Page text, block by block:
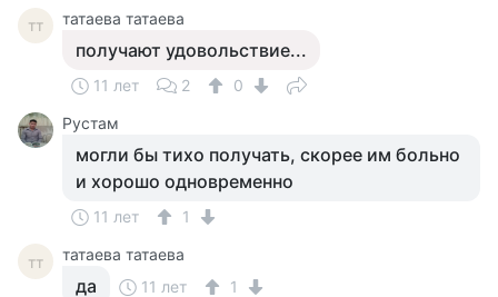
тт татаева татаева
получают удовольствие...
11 лет 2
0
Рустам
могли бы тихо получать, скорее им больно
и хорошо одновременно
11 лет 1
тт татаева татаева
да 11 лет 1